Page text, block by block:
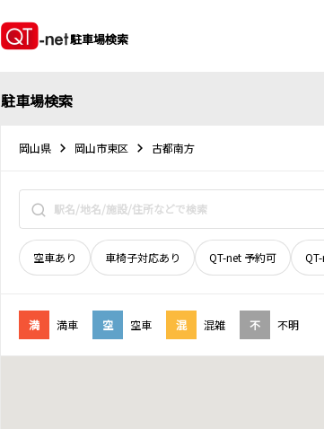
駐車場検索
駐車場検索
岡山県 岡山市東区 古都南方
空車あり 車椅子対応あり QT-net 予約可
満 満車 空 空車 混 混雑 不 不明